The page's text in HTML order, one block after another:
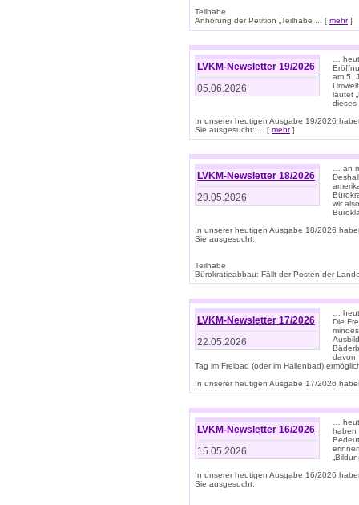
Teilhabe
Anhörung der Petition „Teilhabe ... [ mehr]
LVKM-Newsletter 19/2026
05.06.2026
…
am 5.
lautet
dieses
In unserer heutigen Ausgabe 19/2026
Sie ausgesucht: ... [ mehr]
LVKM-Newsletter 18/2026
29.05.2026
… an
wir
In unserer heutigen Ausgabe 18/2026
Sie ausgesucht:
Teilhabe
Bürokratieabbau: Fällt der Posten der
LVKM-Newsletter 17/2026
22.05.2026
…
Die
davon.
Tag im Freibad (oder im Hallenbad)
In unserer heutigen Ausgabe 17/2026
LVKM-Newsletter 16/2026
15.05.2026
…
haben
In unserer heutigen Ausgabe 16/2026
Sie ausgesucht: